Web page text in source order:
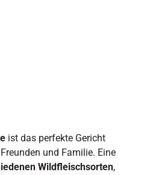
ist das perfekte Gericht
und Familie. Eine
Wildfleischsorten,